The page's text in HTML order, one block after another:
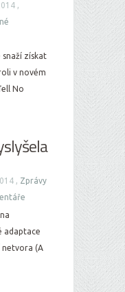
,
snaží získat
v novém
No
, Zprávy
adaptace
netvora (A